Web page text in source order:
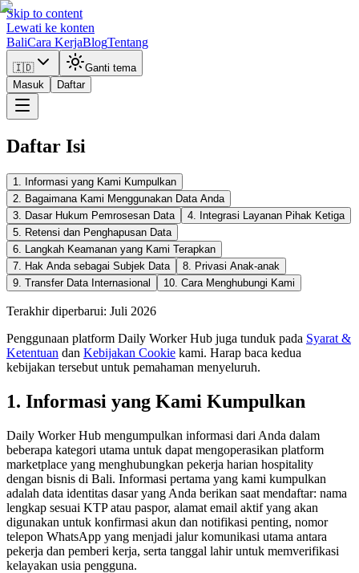
Skip to content
Lewati ke konten
BaliCara KerjaBlogTentang
🇮🇩
Ganti tema
Masuk
Daftar
Daftar Isi
1. Informasi yang Kami Kumpulkan
2. Bagaimana Kami Menggunakan Data Anda
3. Dasar Hukum Pemrosesan Data
4. Integrasi Layanan Pihak Ketiga
5. Retensi dan Penghapusan Data
6. Langkah Keamanan yang Kami Terapkan
7. Hak Anda sebagai Subjek Data
8. Privasi Anak-anak
9. Transfer Data Internasional
10. Cara Menghubungi Kami
Terakhir diperbarui: Juli 2026
Penggunaan platform Daily Worker Hub juga tunduk pada Syarat &
Ketentuan dan Kebijakan Cookie kami. Harap baca kedua
kebijakan tersebut untuk pemahaman menyeluruh.
1. Informasi yang Kami Kumpulkan
Daily Worker Hub mengumpulkan informasi dari Anda dalam
beberapa kategori utama untuk dapat mengoperasikan platform
marketplace yang menghubungkan pekerja harian hospitality
dengan bisnis di Bali. Informasi pertama yang kami kumpulkan
adalah data identitas dasar yang Anda berikan saat mendaftar: nama
lengkap sesuai KTP atau paspor, alamat email aktif yang akan
digunakan untuk konfirmasi akun dan notifikasi penting, nomor
telepon WhatsApp yang menjadi jalur komunikasi utama antara
pekerja dan pemberi kerja, serta tanggal lahir untuk memverifikasi
kelayakan usia pengguna.